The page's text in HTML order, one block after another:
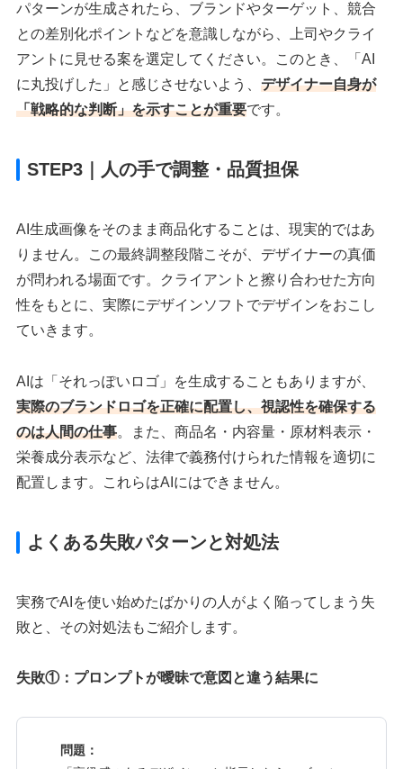
パターンが生成されたら、ブランドやターゲット、競合
との差別化ポイントなどを意識しながら、上司やクライ
アントに見せる案を選定してください。このとき、「AI
に丸投げした」と感じさせないよう、デザイナー自身が
「戦略的な判断」を示すことが重要です。
STEP3｜人の手で調整・品質担保
AI生成画像をそのまま商品化することは、現実的ではあ
りません。この最終調整段階こそが、デザイナーの真価
が問われる場面です。クライアントと擦り合わせた方向
性をもとに、実際にデザインソフトでデザインをおこし
ていきます。
AIは「それっぽいロゴ」を生成することもありますが、
実際のブランドロゴを正確に配置し、視認性を確保する
のは人間の仕事。また、商品名・内容量・原材料表示・
栄養成分表示など、法律で義務付けられた情報を適切に
配置します。これらはAIにはできません。
よくある失敗パターンと対処法
実務でAIを使い始めたばかりの人がよく陥ってしまう失
敗と、その対処法もご紹介します。
失敗①：プロンプトが曖昧で意図と違う結果に
問題：